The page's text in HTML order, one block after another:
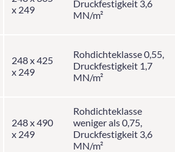
x 249
Druckfestigkeit 3,6
MN/m²
248 x 425
x 249
Rohdichteklasse 0,55,
Druckfestigkeit 1,7
MN/m²
248 x 490
x 249
Rohdichteklasse
weniger als 0,75,
Druckfestigkeit 3,6
MN/m²